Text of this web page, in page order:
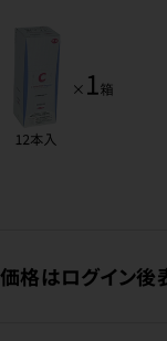
価格はログイン後